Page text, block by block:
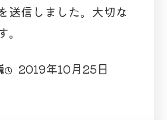
送信しました。大切な
2019年10月25日